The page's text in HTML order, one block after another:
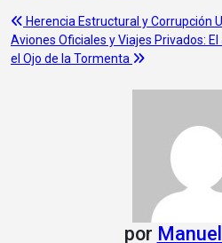
Navegación
de
Herencia Estructural y Corrupción
Aviones Oficiales y Viajes Privados:
el Ojo de la Tormenta
por